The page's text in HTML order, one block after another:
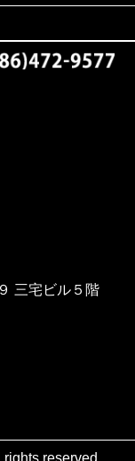
三宅ビル５階